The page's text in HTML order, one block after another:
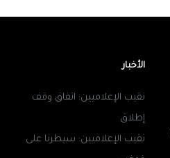
الأخبار
نقيب الإعلاميين: اتفاق وقف
إطلاق
نقيب الإعلاميين: سيطرنا على